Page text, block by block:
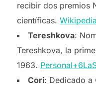
recibir dos premios
científicas. ​
Tereshkova:
Tereshkova, la
1963. ​
Cori: Dedicado a